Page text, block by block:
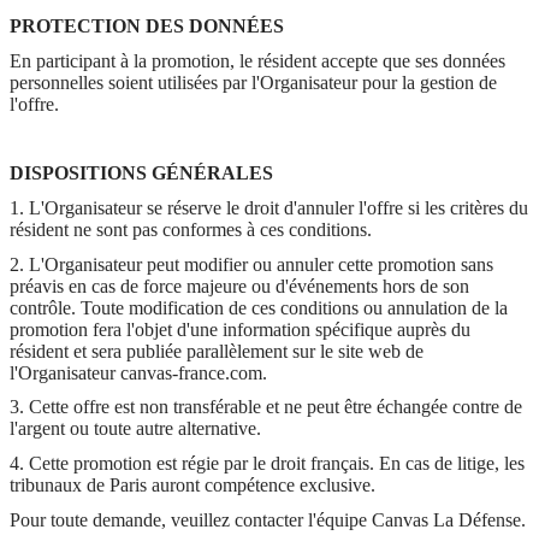
PROTECTION DES DONNÉES
En participant à la promotion, le résident accepte que ses données
personnelles soient utilisées par l'Organisateur pour la gestion de
l'offre.
DISPOSITIONS GÉNÉRALES
1. L'Organisateur se réserve le droit d'annuler l'offre si les critères du
résident ne sont pas conformes à ces conditions.
2. L'Organisateur peut modifier ou annuler cette promotion sans
préavis en cas de force majeure ou d'événements hors de son
contrôle. Toute modification de ces conditions ou annulation de la
promotion fera l'objet d'une information spécifique auprès du
résident et sera publiée parallèlement sur le site web de
l'Organisateur canvas-france.com.
3. Cette offre est non transférable et ne peut être échangée contre de
l'argent ou toute autre alternative.
4. Cette promotion est régie par le droit français. En cas de litige, les
tribunaux de Paris auront compétence exclusive.
Pour toute demande, veuillez contacter l'équipe Canvas La Défense.